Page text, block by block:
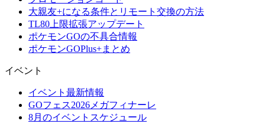
大親友+になる条件とリモート交換の方法
TL80上限拡張アップデート
ポケモンGOの不具合情報
ポケモンGOPlus+まとめ
イベント
イベント最新情報
GOフェス2026メガフィナーレ
8月のイベントスケジュール